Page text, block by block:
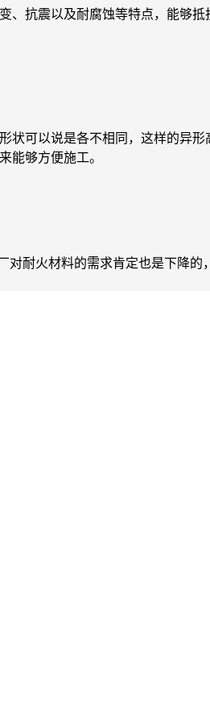
抗震以及耐腐蚀等特点，能够
可以说是各不相同，这样的异
能够方便施工。
耐火材料的需求肯定也是下降